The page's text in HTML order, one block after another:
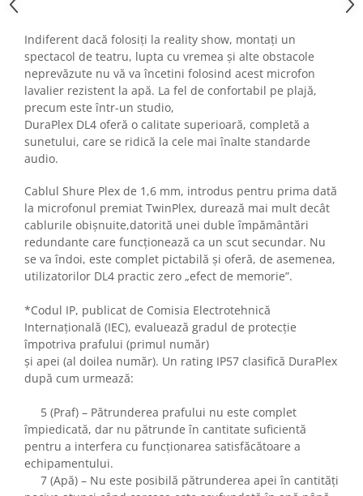
Indiferent dacă folosiți la reality show, montați un
spectacol de teatru, lupta cu vremea și alte obstacole
neprevăzute nu vă va încetini folosind acest microfon
lavalier rezistent la apă. La fel de confortabil pe plajă,
precum este într-un studio,
DuraPlex DL4 oferă o calitate superioară, completă a
sunetului, care se ridică la cele mai înalte standarde
audio.
Cablul Shure Plex de 1,6 mm, introdus pentru prima dată
la microfonul premiat TwinPlex, durează mai mult decât
cablurile obișnuite,datorită unei duble împământări
redundante care funcționează ca un scut secundar. Nu
se va îndoi, este complet pictabilă și oferă, de asemenea,
utilizatorilor DL4 practic zero „efect de memorie”.
*Codul IP, publicat de Comisia Electrotehnică
Internațională (IEC), evaluează gradul de protecție
împotriva prafului (primul număr)
și apei (al doilea număr). Un rating IP57 clasifică DuraPlex
după cum urmează:
5 (Praf) – Pătrunderea prafului nu este complet
împiedicată, dar nu pătrunde în cantitate suficientă
pentru a interfera cu funcționarea satisfăcătoare a
echipamentului.
7 (Apă) – Nu este posibilă pătrunderea apei în cantități